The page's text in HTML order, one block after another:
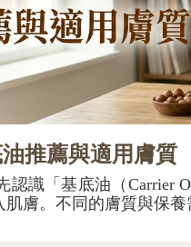
推薦與適用膚質
認識「基底油（Carrier
膚。不同的膚質與保養